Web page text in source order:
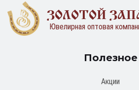
ЗОЛОТОЙ
Ювелирная оптовая
Полезное
Акции